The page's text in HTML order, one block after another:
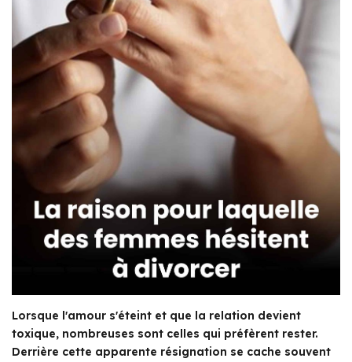
Lorsque l'amour s'éteint et que la relation devient
toxique, nombreuses sont celles qui préfèrent rester.
Derrière cette apparente résignation se cache souvent